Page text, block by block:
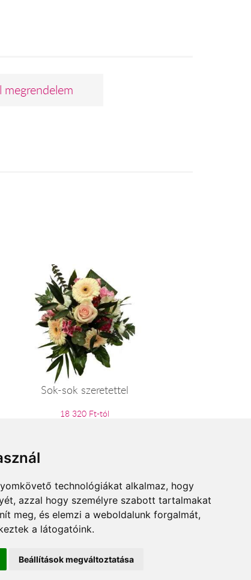
technológiákat alkalmaz, hogy
azzal hogy személyre szabott tartalmakat
meg, és elemzi a weboldalunk forgalmát,
a látogatóink.
Beállítások megváltoztatása
megrendelem
Sok-sok szeretettel
18 320 Ft-tól